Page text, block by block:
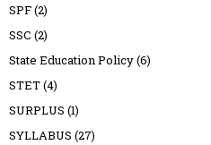
SPF(2)
SSC (2)
State Education Policy(6)
STET(4)
SURPLUS (1)
SYLLABUS (27)